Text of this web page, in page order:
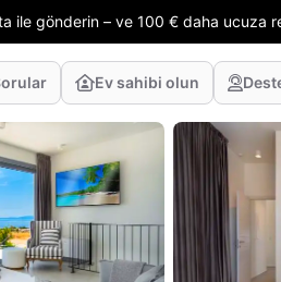
ile gönderin – ve 100 € daha ucuza
Ev sahibi olun